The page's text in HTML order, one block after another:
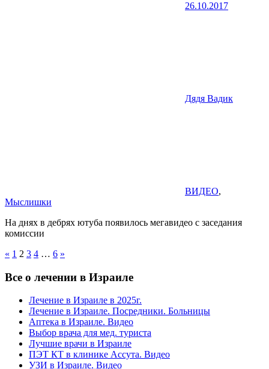
26.10.2017
Дядя Вадик
ВИДЕО,
Мыслишки
На днях в дебрях ютуба появилось мегавидео с заседания
комиссии
Пагинация
записей
« Previous
1 2 3 4 … 6 Next
»
Все о лечении в Израиле
Лечение в Израиле в 2025г.
Лечение в Израиле. Посредники. Больницы
Аптека в Израиле. Видео
Выбор врача для мед. туриста
Лучшие врачи в Израиле
ПЭТ КТ в клинике Ассута. Видео
УЗИ в Израиле. Видео